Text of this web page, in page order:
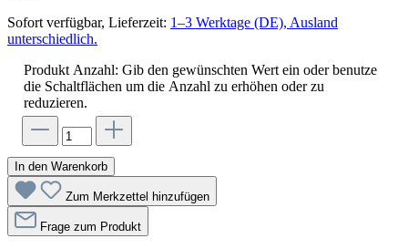
Sofort verfügbar, Lieferzeit: 1–3 Werktage (DE), Ausland
unterschiedlich.
Produkt Anzahl: Gib den gewünschten Wert ein oder benutze
die Schaltflächen um die Anzahl zu erhöhen oder zu
reduzieren.
In den Warenkorb
Zum Merkzettel hinzufügen
Frage zum Produkt